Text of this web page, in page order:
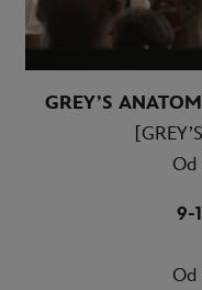
GREY’S
Od
9-
Od